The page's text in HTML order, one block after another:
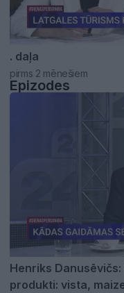
. daļa
pirms 2 mēnešiem
Epizodes
Henriks
produkti: vista,